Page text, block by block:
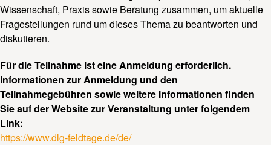
Wissenschaft, Praxis sowie Beratung zusammen, um aktuelle
Fragestellungen rund um dieses Thema zu beantworten und
diskutieren.
Für die Teilnahme ist eine Anmeldung erforderlich.
Informationen zur Anmeldung und den
Teilnahmegebühren sowie weitere Informationen finden
Sie auf der Website zur Veranstaltung unter folgendem
Link:
https://www.dlg-feldtage.de/de/